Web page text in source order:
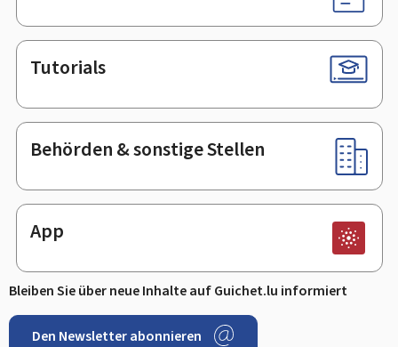
Tutorials
Behörden & sonstige Stellen
App
Bleiben Sie über neue Inhalte auf Guichet.lu informiert
Den Newsletter abonnieren